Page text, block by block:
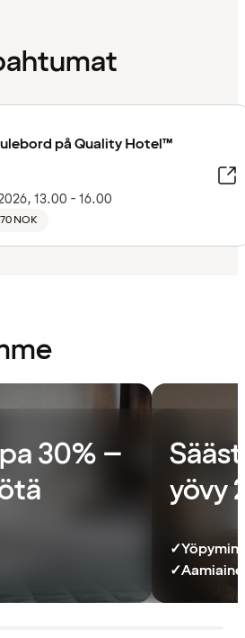
på Quality Hotel™
13.00 - 16.00
NOK
30% –
yövy
✓
✓